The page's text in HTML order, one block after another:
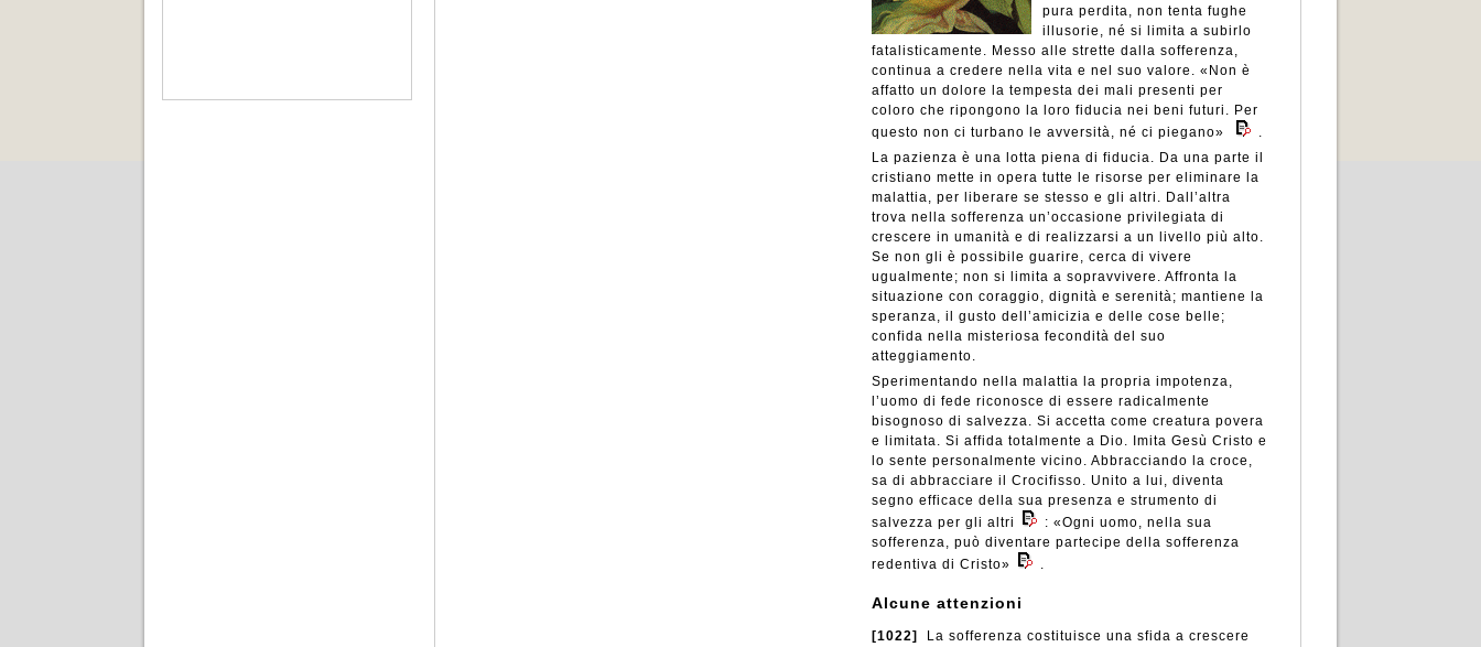
pura perdita, non tenta fughe
illusorie, né si limita a subirlo
fatalisticamente. Messo alle strette dalla sofferenza,
continua a credere nella vita e nel suo valore. «Non è
affatto un dolore la tempesta dei mali presenti per
coloro che ripongono la loro fiducia nei beni futuri. Per
questo non ci turbano le avversità, né ci piegano»
.
La pazienza è una lotta piena di fiducia. Da una parte il
cristiano mette in opera tutte le risorse per eliminare la
malattia, per liberare se stesso e gli altri. Dall’altra
trova nella sofferenza un’occasione privilegiata di
crescere in umanità e di realizzarsi a un livello più alto.
Se non gli è possibile guarire, cerca di vivere
ugualmente; non si limita a sopravvivere. Affronta la
situazione con coraggio, dignità e serenità; mantiene la
speranza, il gusto dell’amicizia e delle cose belle;
confida nella misteriosa fecondità del suo
atteggiamento.
Sperimentando nella malattia la propria impotenza,
l’uomo di fede riconosce di essere radicalmente
bisognoso di salvezza. Si accetta come creatura povera
e limitata. Si affida totalmente a Dio. Imita Gesù Cristo e
lo sente personalmente vicino. Abbracciando la croce,
sa di abbracciare il Crocifisso. Unito a lui, diventa
segno efficace della sua presenza e strumento di
salvezza per gli altri
: «Ogni uomo, nella sua
sofferenza, può diventare partecipe della sofferenza
redentiva di Cristo»
.
Alcune attenzioni
[1022]
La sofferenza costituisce una sfida a crescere